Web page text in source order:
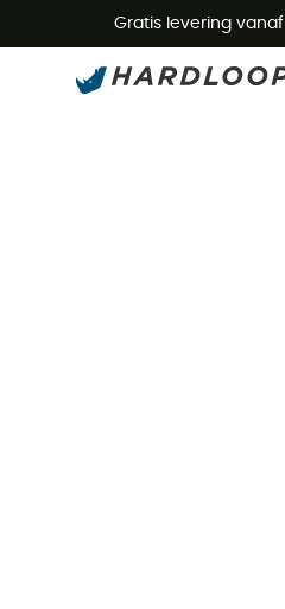
Gratis levering vanaf